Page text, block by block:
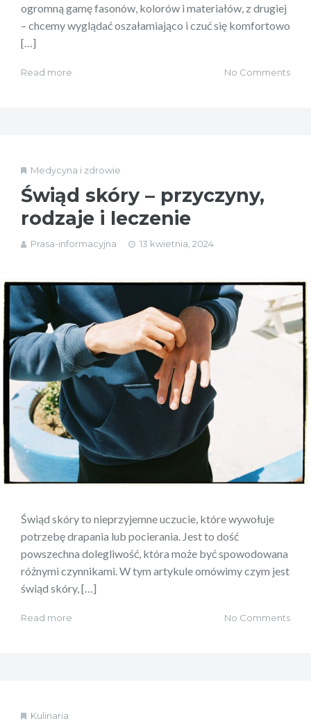
ogromną gamę fasonów, kolorów i materiałów, z drugiej
– chcemy wyglądać oszałamiająco i czuć się komfortowo
[…]
Read more No Comments
Medycyna i zdrowie
Świąd skóry – przyczyny,
rodzaje i leczenie
Prasa-informacyjna 13 kwietnia, 2024
Świąd skóry to nieprzyjemne uczucie, które wywołuje
potrzebę drapania lub pocierania. Jest to dość
powszechna dolegliwość, która może być spowodowana
różnymi czynnikami. W tym artykule omówimy czym jest
świąd skóry, […]
Read more No Comments
Kulinaria